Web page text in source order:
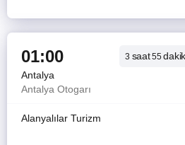
01:00 3 saat55
Antalya
Antalya Otogarı
Alanyalılar Turizm